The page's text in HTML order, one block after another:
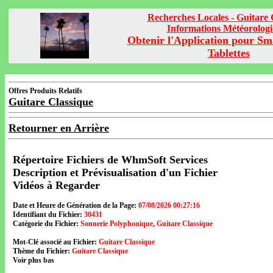
Recherches Locales - Guitare
Informations
Obtenir l'Application pour
Tablettes
Offres Produits Relatifs
Guitare Classique
Retourner en Arrière
Répertoire Fichiers de WhmSoft Services
Description et Prévisualisation d'un Fichier
Vidéos à Regarder
Date et Heure de Génération de la Page: 07/08/2026 00:27:16
Identifiant du Fichier: 30431
Catégorie du Fichier: Sonnerie Polyphonique, Guitare Classique
Mot-Clé associé au Fichier: Guitare Classique
Thème du Fichier: Guitare Classique
Voir plus bas